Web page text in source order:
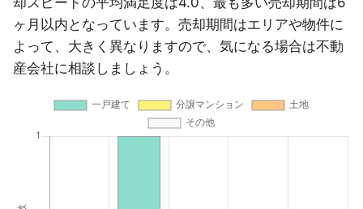
ヶ月以内となっています。売却期間はエリアや物件に
よって、大きく異なりますので、気になる場合は不動
産会社に相談しましょう。